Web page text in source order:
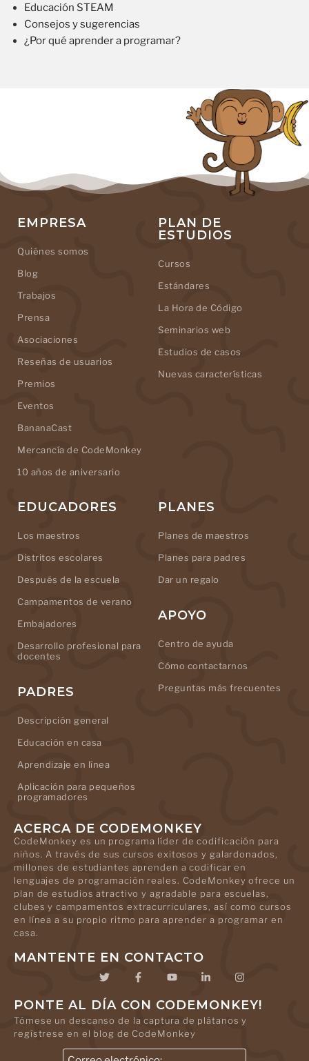
Educación STEAM
Consejos y sugerencias
¿Por qué aprender a programar?
EMPRESA
Quiénes somos
Blog
Trabajos
Prensa
Asociaciones
Reseñas de usuarios
Premios
Eventos
BananaCast
Mercancía de CodeMonkey
10 años de aniversario
PLAN DE
ESTUDIOS
Cursos
Estándares
La Hora de Código
Seminarios web
Estudios de casos
Nuevas características
EDUCADORES
Los maestros
Distritos escolares
Después de la escuela
Campamentos de verano
Embajadores
Desarrollo profesional para
docentes
PADRES
Descripción general
Educación en casa
Aprendizaje en línea
Aplicación para pequeños
programadores
PLANES
Planes de maestros
Planes para padres
Dar un regalo
APOYO
Centro de ayuda
Cómo contactarnos
Preguntas más frecuentes
ACERCA DE CODEMONKEY
CodeMonkey es un programa líder de codificación para
niños. A través de sus cursos exitosos y galardonados,
millones de estudiantes aprenden a codificar en
lenguajes de programación reales. CodeMonkey ofrece un
plan de estudios atractivo y agradable para escuelas,
clubes y campamentos extracurriculares, así como cursos
en línea a su propio ritmo para aprender a programar en
casa.
MANTENTE EN CONTACTO
PONTE AL DÍA CON CODEMONKEY!
Tómese un descanso de la captura de plátanos y
regístrese en el blog de CodeMonkey